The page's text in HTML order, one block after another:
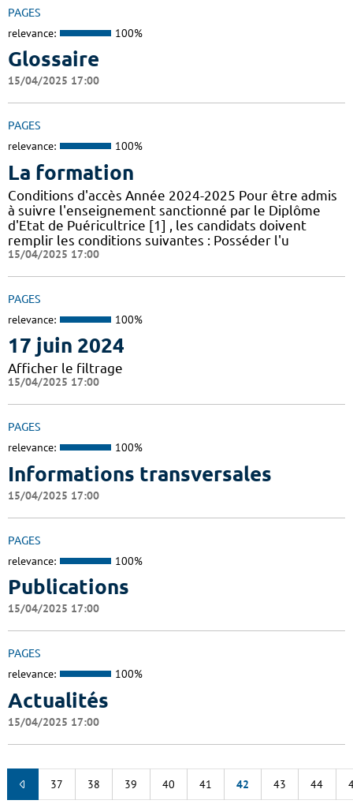
PAGES
relevance: 100%
Glossaire
15/04/2025 17:00
PAGES
relevance: 100%
La formation
Conditions d'accès Année 2024-2025 Pour être admis
à suivre l'enseignement sanctionné par le Diplôme
d'Etat de Puéricultrice [1] , les candidats doivent
remplir les conditions suivantes : Posséder l'u
15/04/2025 17:00
PAGES
relevance: 100%
17 juin 2024
Afficher le filtrage
15/04/2025 17:00
PAGES
relevance: 100%
Informations transversales
15/04/2025 17:00
PAGES
relevance: 100%
Publications
15/04/2025 17:00
PAGES
relevance: 100%
Actualités
15/04/2025 17:00
37 38 39 40 41 42 43 44